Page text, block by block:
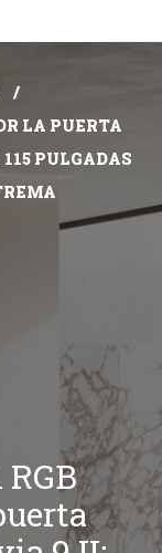
LA PUERTA
PULGADAS